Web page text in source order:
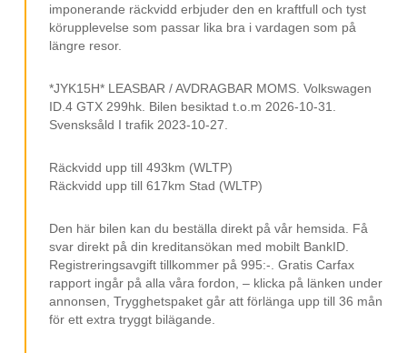
3 Klimatzoner Acc
Lane Assist
Skyltigenkänning
Trötthetsvarnare
Eco Assistent
Sportratt
Multifunktionsratt
Avbländadbackspegel
Svart Innertak
Tonade Rutor Bak
imponerande räckvidd erbjuder den en kraftfull och tyst
körupplevelse som passar lika bra i vardagen som på
längre resor.
*JYK15H* LEASBAR / AVDRAGBAR MOMS. Volkswagen
ID.4 GTX 299hk. Bilen besiktad t.o.m 2026-10-31.
Svensksåld I trafik 2023-10-27.
Räckvidd upp till 493km (WLTP)
Räckvidd upp till 617km Stad (WLTP)
Den här bilen kan du beställa direkt på vår hemsida. Få
svar direkt på din kreditansökan med mobilt BankID.
Registreringsavgift tillkommer på 995:-. Gratis Carfax
rapport ingår på alla våra fordon, – klicka på länken under
annonsen, Trygghetspaket går att förlänga upp till 36 mån
för ett extra tryggt bilägande.